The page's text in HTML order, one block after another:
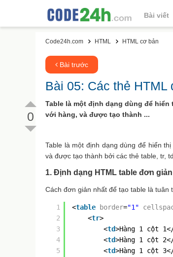
Bài viết
Code24h.com HTML HTML cơ bản
Bài trước
Bài 05: Các thẻ HTML
Table là một định dạng dùng để
với hàng, và được tạo thành ...
Table là một định dạng dùng để hiển
và được tạo thành bởi các thẻ table, tr,
1. Định dạng HTML table đơn giản
Cách đơn giản nhất để tạo table là tuân
1
2
3
4
5
<table border="1"
<tr>
<td>Hàng 1 cột
<td>Hàng 1 cột
<td>Hàng 1 cột
0